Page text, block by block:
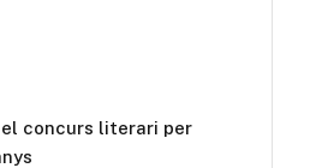
el concurs literari per